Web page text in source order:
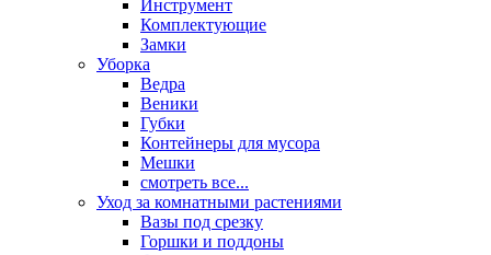
Инструмент
Комплектующие
Замки
Уборка
Ведра
Веники
Губки
Контейнеры для мусора
Мешки
смотреть все...
Уход за комнатными растениями
Вазы под срезку
Горшки и поддоны